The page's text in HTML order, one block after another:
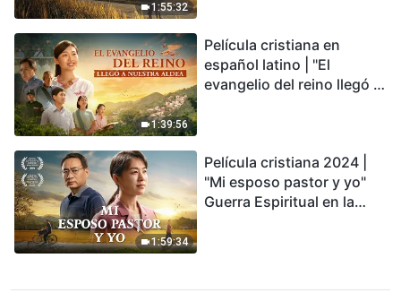
1:55:32
conmovedor
1:39:56
Película cristiana en
español latino | "El
evangelio del reino llegó a
1:59:34
Película cristiana 2024 |
"Mi esposo pastor y yo"
Guerra Espiritual en la